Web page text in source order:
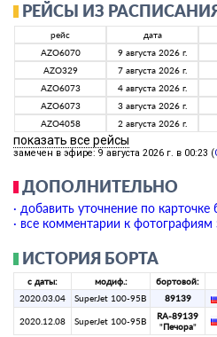
РЕЙСЫ ИЗ
рейс дата
AZO6070
9 августа 2026 г.
AZO329
7 августа 2026 г.
AZO6073
4 августа 2026 г.
AZO6073
3 августа 2026 г.
AZO4058
2 августа 2026 г.
показать все рейсы
замечен в эфире: 9 августа 2026 г. в 00:23 (
ДОПОЛНИТЕЛЬНО
· добавить уточнение по карточке
· все комментарии к фотографиям
ИСТОРИЯ БОРТА
с даты: модиф.: бортовой:
2020.03.04
SuperJet 100-95B 89139
2020.12.08 SuperJet 100-95B
RA-89139
"Печора"